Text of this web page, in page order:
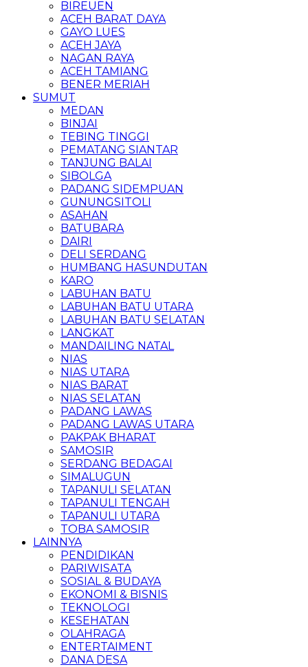
BIREUEN
ACEH BARAT DAYA
GAYO LUES
ACEH JAYA
NAGAN RAYA
ACEH TAMIANG
BENER MERIAH
SUMUT
MEDAN
BINJAI
TEBING TINGGI
PEMATANG SIANTAR
TANJUNG BALAI
SIBOLGA
PADANG SIDEMPUAN
GUNUNGSITOLI
ASAHAN
BATUBARA
DAIRI
DELI SERDANG
HUMBANG HASUNDUTAN
KARO
LABUHAN BATU
LABUHAN BATU UTARA
LABUHAN BATU SELATAN
LANGKAT
MANDAILING NATAL
NIAS
NIAS UTARA
NIAS BARAT
NIAS SELATAN
PADANG LAWAS
PADANG LAWAS UTARA
PAKPAK BHARAT
SAMOSIR
SERDANG BEDAGAI
SIMALUGUN
TAPANULI SELATAN
TAPANULI TENGAH
TAPANULI UTARA
TOBA SAMOSIR
LAINNYA
PENDIDIKAN
PARIWISATA
SOSIAL & BUDAYA
EKONOMI & BISNIS
TEKNOLOGI
KESEHATAN
OLAHRAGA
ENTERTAIMENT
DANA DESA